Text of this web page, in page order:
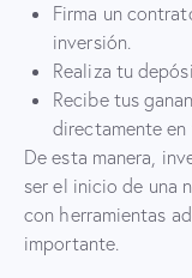
Firma un
inversión.
Realiza tu
Recibe tus
directamente en
De esta manera,
ser el inicio de una
con herramientas
importante.